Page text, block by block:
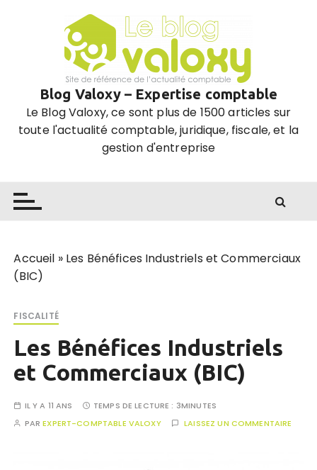
Blog Valoxy – Expertise comptable
Le Blog Valoxy, ce sont plus de 1500 articles sur
toute l'actualité comptable, juridique, fiscale, et la
gestion d'entreprise
Accueil » Les Bénéfices Industriels et Commerciaux
(BIC)
FISCALITÉ
Les Bénéfices Industriels
et Commerciaux (BIC)
IL Y A 11 ANS TEMPS DE LECTURE : 3MINUTES
PAREXPERT-COMPTABLE VALOXY LAISSEZ UN COMMENTAIRE